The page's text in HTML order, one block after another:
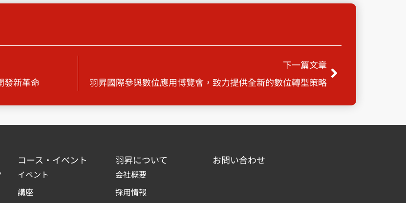
發新革命
下一篇文章
羽昇國際參與數位應用博覽會，致力提供全新的數位轉型策略
Next
コース・イベント
イベント
講座
羽昇について
会社概要
採用情報
お問い合わせ